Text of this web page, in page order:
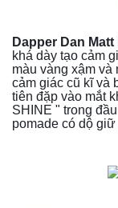
Dapper Dan Matt
khá dày tạo cảm
màu vàng xậm
cảm giác cũ kĩ và
tiên đặp vào mắt
SHINE " trong
pomade có dộ